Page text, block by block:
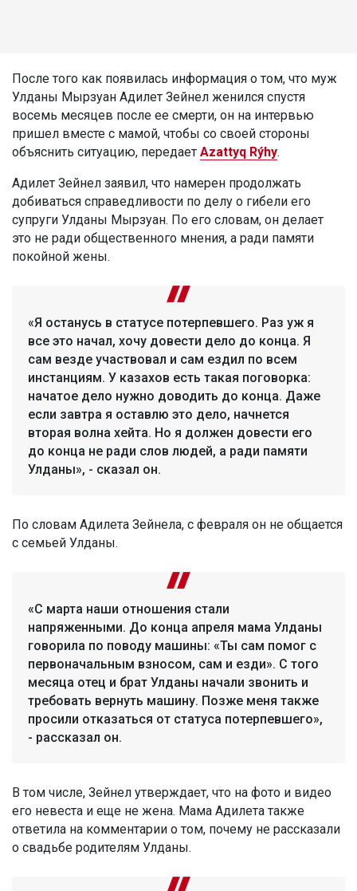
После того как появилась информация о том, что муж
Улданы Мырзуан Адилет Зейнел женился спустя
восемь месяцев после ее смерти, он на интервью
пришел вместе с мамой, чтобы со своей стороны
объяснить ситуацию, передает Azattyq Rýhy.
Адилет Зейнел заявил, что намерен продолжать
добиваться справедливости по делу о гибели его
супруги Улданы Мырзуан. По его словам, он делает
это не ради общественного мнения, а ради памяти
покойной жены.
«Я останусь в статусе потерпевшего. Раз уж я
все это начал, хочу довести дело до конца. Я
сам везде участвовал и сам ездил по всем
инстанциям. У казахов есть такая поговорка:
начатое дело нужно доводить до конца. Даже
если завтра я оставлю это дело, начнется
вторая волна хейта. Но я должен довести его
до конца не ради слов людей, а ради памяти
Улданы», - сказал он.
По словам Адилета Зейнела, с февраля он не общается
с семьей Улданы.
«С марта наши отношения стали
напряженными. До конца апреля мама Улданы
говорила по поводу машины: «Ты сам помог с
первоначальным взносом, сам и езди». С того
месяца отец и брат Улданы начали звонить и
требовать вернуть машину. Позже меня также
просили отказаться от статуса потерпевшего»,
- рассказал он.
В том числе, Зейнел утверждает, что на фото и видео
его невеста и еще не жена. Мама Адилета также
ответила на комментарии о том, почему не рассказали
о свадьбе родителям Улданы.